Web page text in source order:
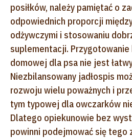
posiłków, należy pamiętać o
odpowiednich proporcji
odżywczymi i stosowaniu
suplementacji.
domowej dla psa nie jest
Niezbilansowany jadłospis
rozwoju wielu poważnych i
tym typowej dla owczarków
Dlatego opiekunowie bez
powinni podejmować się tego